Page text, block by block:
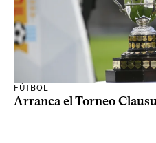
FÚTBOL
Arranca el Torneo